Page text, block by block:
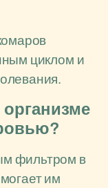
циклом и
организме
фильтром в
им